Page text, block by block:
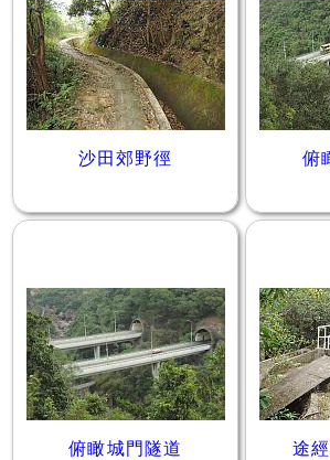
沙田郊野徑 俯
俯瞰城門隧道 途